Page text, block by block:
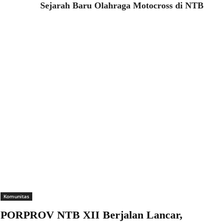
Sejarah Baru Olahraga Motocross di NTB
Komunitas
PORPROV NTB XII Berjalan Lancar,